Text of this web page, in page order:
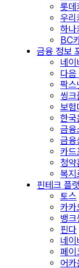
롯데
우리
하나
BC
금융 정보
네
다
팍스
씽크
보험
한국
금융
금융
카드
청약
복지
핀테크 플
토스
카카
뱅크
핀다
네이
페이
어카